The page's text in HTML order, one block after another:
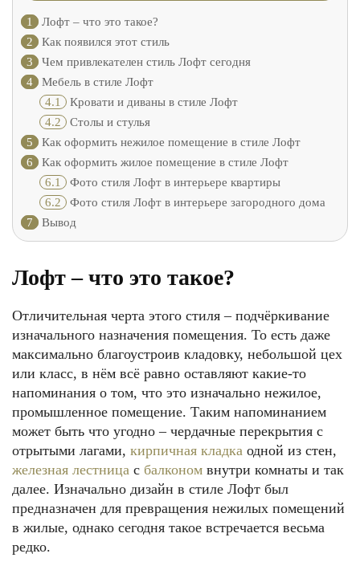
1
Лофт – что это такое?
2
Как появился этот стиль
3
Чем привлекателен стиль Лофт сегодня
4
Мебель в стиле Лофт
4.1 Кровати и диваны в стиле Лофт
4.2 Столы и стулья
5
Как оформить нежилое помещение в стиле Лофт
6
Как оформить жилое помещение в стиле Лофт
6.1 Фото стиля Лофт в интерьере квартиры
6.2 Фото стиля Лофт в интерьере загородного дома
7
Вывод
Лофт – что это такое?
Отличительная черта этого стиля – подчёркивание
изначального назначения помещения. То есть даже
максимально благоустроив кладовку, небольшой цех
или класс, в нём всё равно оставляют какие-то
напоминания о том, что это изначально нежилое,
промышленное помещение. Таким напоминанием
может быть что угодно – чердачные перекрытия с
отрытыми лагами, кирпичная кладка одной из стен,
железная лестница с балконом внутри комнаты и так
далее. Изначально дизайн в стиле Лофт был
предназначен для превращения нежилых помещений
в жилые, однако сегодня такое встречается весьма
редко.